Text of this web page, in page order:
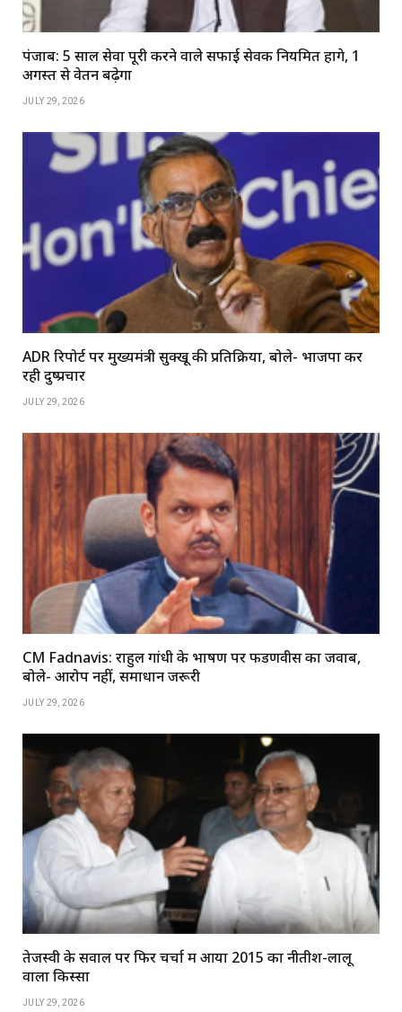
पंजाब: 5 साल सेवा पूरी करने वाले सफाई सेवक नियमित होंगे, 1
अगस्त से वेतन बढ़ेगा
JULY 29, 2026
ADR रिपोर्ट पर मुख्यमंत्री सुक्खू की प्रतिक्रिया, बोले- भाजपा कर
रही दुष्प्रचार
JULY 29, 2026
CM Fadnavis: राहुल गांधी के भाषण पर फडणवीस का जवाब,
बोले- आरोप नहीं, समाधान जरूरी
JULY 29, 2026
तेजस्वी के सवाल पर फिर चर्चा में आया 2015 का नीतीश-लालू
वाला किस्सा
JULY 29, 2026